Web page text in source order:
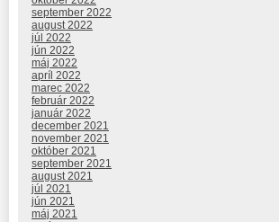
september 2022
august 2022
júl 2022
jún 2022
máj 2022
apríl 2022
marec 2022
február 2022
január 2022
december 2021
november 2021
október 2021
september 2021
august 2021
júl 2021
jún 2021
máj 2021